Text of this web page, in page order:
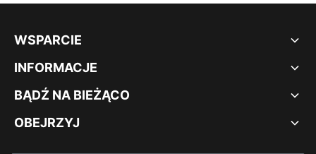
WSPARCIE
INFORMACJE
BĄDŹ NA BIEŻĄCO
OBEJRZYJ